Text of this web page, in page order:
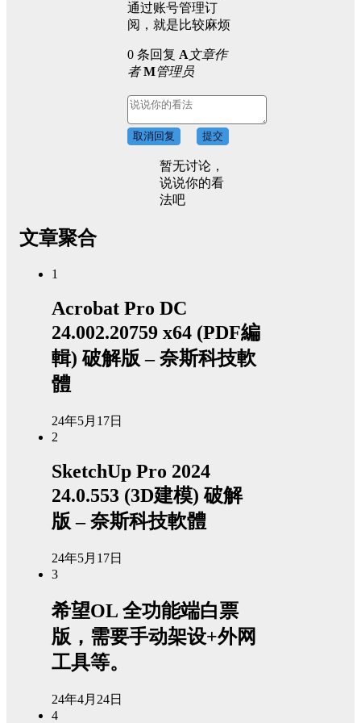
通过账号管理订
阅，就是比较麻烦
0 条回复 A文章作
者 M管理员
取消回复 提交
暂无讨论，
说说你的看
法吧
文章聚合
1
Acrobat Pro DC
24.002.20759 x64 (PDF編
輯) 破解版 – 奈斯科技軟
體
24年5月17日
2
SketchUp Pro 2024
24.0.553 (3D建模) 破解
版 – 奈斯科技軟體
24年5月17日
3
希望OL 全功能端白票
版，需要手动架设+外网
工具等。
24年4月24日
4